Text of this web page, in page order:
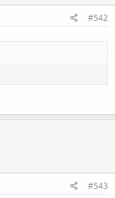
#542
#543